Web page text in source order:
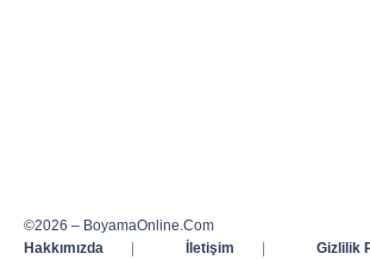
©2026 – BoyamaOnline.Com
Hakkımızda
| İletişim | Gizlilik